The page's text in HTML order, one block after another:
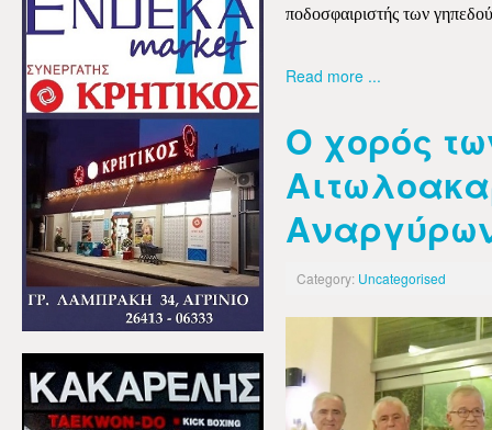
ποδοσφαιριστής των
Read more ...
Ο χορός
Category: Uncategorised